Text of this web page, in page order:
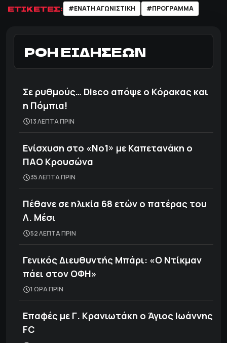
ΕΤΙΚΕΤΕΣ: #ΕΝΑΤΗ ΑΓΩΝΙΣΤΙΚΗ #ΠΡΟΓΡΑΜΜΑ
ΡΟΗ ΕΙΔΗΣΕΩΝ
Σε ρυθμούς… Disco απόψε ο Κόρακας και
η Πόμπια!
13 ΛΕΠΤΑ ΠΡΙΝ
Ενίσχυση στο «Νο1» με Καπετανάκη ο
ΠΑΟ Κρουσώνα
35 ΛΕΠΤΑ ΠΡΙΝ
Πέθανε σε ηλικία 68 ετών ο πατέρας του
Λ. Μέσι
52 ΛΕΠΤΑ ΠΡΙΝ
Γενικός Διευθυντής Μπάρι: «Ο Ντίκμαν
πάει στον ΟΦΗ»
1 ΩΡΑ ΠΡΙΝ
Επαφές με Γ. Κρανιωτάκη ο Άγιος Ιωάννης
FC